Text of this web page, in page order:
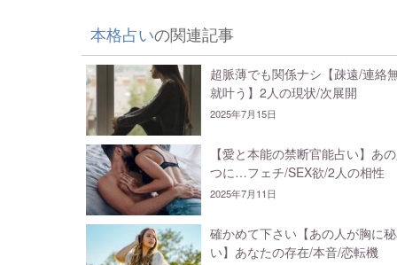
本格占いの関連記事
超脈薄でも関係ナシ【疎遠/連絡
就叶う】2人の現状/次展開
2025年7月15日
【愛と本能の禁断官能占い】あ
つに…フェチ/SEX欲/2人の相性
2025年7月11日
確かめて下さい【あの人が胸に
い】あなたの存在/本音/恋転機